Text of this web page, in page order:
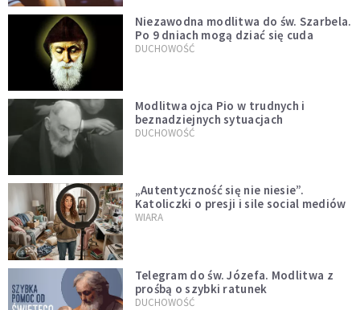
Niezawodna modlitwa do św. Szarbela.
Po 9 dniach mogą dziać się cuda
DUCHOWOŚĆ
Modlitwa ojca Pio w trudnych i
beznadziejnych sytuacjach
DUCHOWOŚĆ
„Autentyczność się nie niesie”.
Katoliczki o presji i sile social mediów
WIARA
Telegram do św. Józefa. Modlitwa z
prośbą o szybki ratunek
DUCHOWOŚĆ